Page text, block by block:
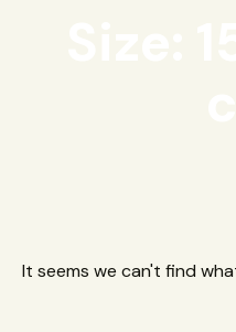
It seems we can't find